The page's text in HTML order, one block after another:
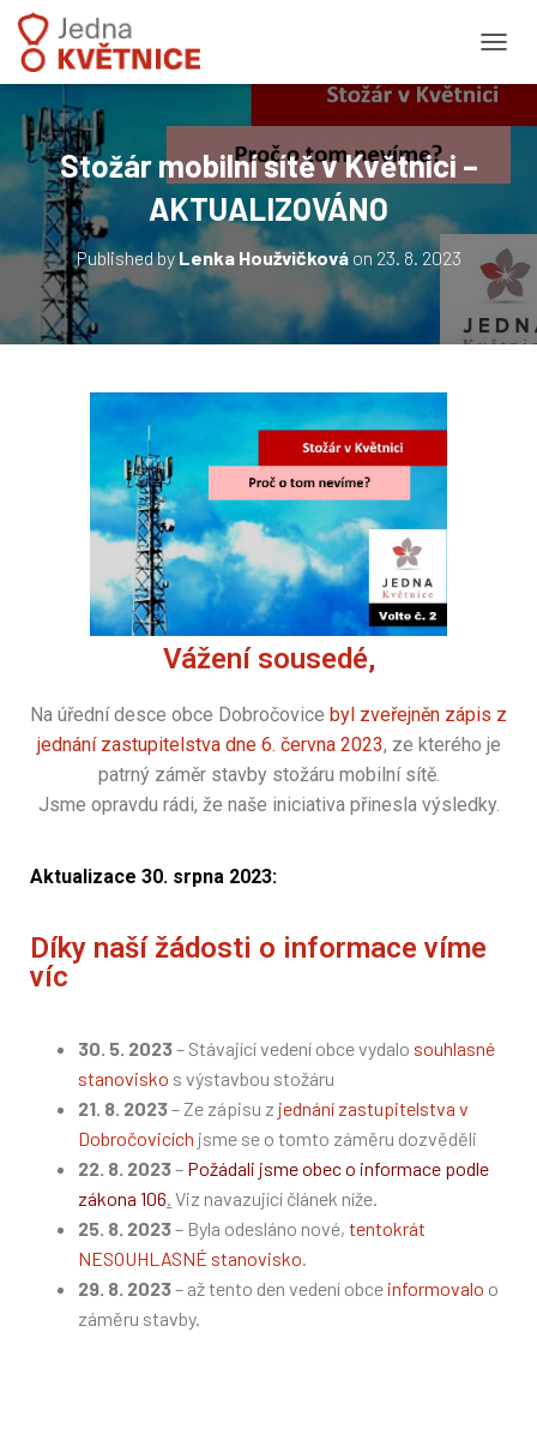
Stožár mobilní sítě v Květnici –
AKTUALIZOVÁNO
Published byLenka Houžvičkováon23. 8. 2023
Vážení sousedé,
Na úřední desce obce Dobročovice byl zveřejněn zápis z
jednání zastupitelstva dne 6. června 2023, ze kterého je
patrný záměr stavby stožáru mobilní sítě.
Jsme opravdu rádi, že naše iniciativa přinesla výsledky.
Aktualizace 30. srpna 2023:
Díky naší žádosti o informace víme
víc
30. 5. 2023– Stávající vedení obce vydalo souhlasné
stanovisko s výstavbou stožáru
21. 8. 2023– Ze zápisu z jednání zastupitelstva v
Dobročovicích jsme se o tomto záměru dozvěděli
22. 8. 2023– Požádali jsme obec o informace podle
zákona 106. Viz navazující článek níže.
25. 8. 2023– Byla odesláno nové, tentokrát
NESOUHLASNÉ stanovisko.
29. 8. 2023– až tento den vedení obce informovalo o
záměru stavby.